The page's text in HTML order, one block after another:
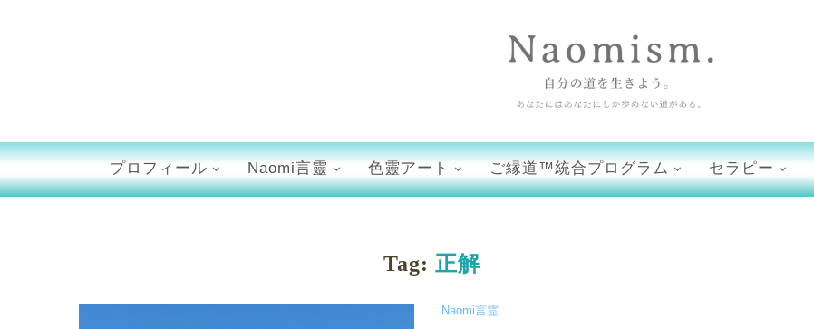
プロフィール Naomi言靈 色靈アート ご縁道™統合プログラム セラピー
Tag: 正解
Naomi言霊